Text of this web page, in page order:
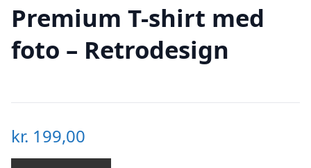
Premium T-shirt med
foto – Retrodesign
kr. 199,00